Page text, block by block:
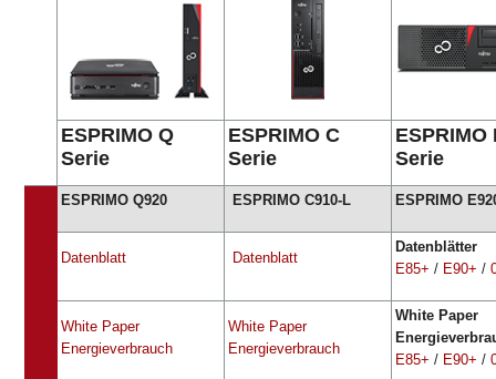
ESPRIMO Q
Serie
ESPRIMO C
Serie
ESPRIMO
Serie
ESPRIMO Q920 ESPRIMO C910-L ESPRIMO
Datenblatt Datenblatt
Datenblätter
E85+ / E90+ /
White Paper
Energieverbrauch
White Paper
Energieverbrauch
White Paper
E85+ / E90+ /